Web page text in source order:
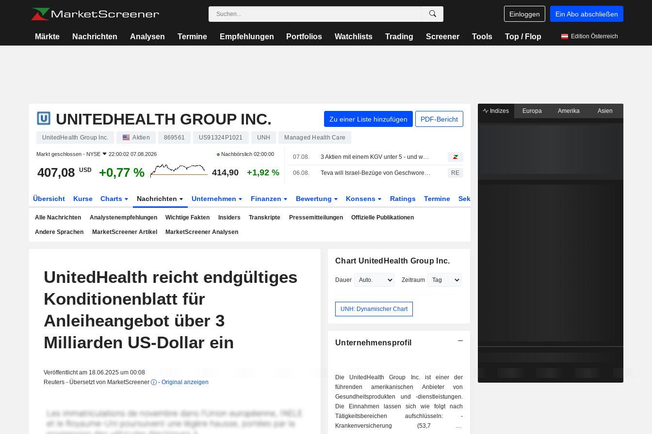
Einloggen Ein Abo abschließen
Märkte Nachrichten Analysen Termine Empfehlungen Portfolios Watchlists Trading Screener Tools Top / Flop Edition Österreich
UNITEDHEALTH GROUP INC. Zu einer Liste hinzufügen PDF-Bericht
UnitedHealth Group Inc. Aktien 869561 US91324P1021 UNH Managed Health Care
Markt geschlossen - NYSE 22:00:02 07.08.2026 Nachbörslich02:00:00
407,08 USD +0,77 % 414,90 +1,92 %
07.08. 3 Aktien mit einem KGV unter 5 - und was sagt das aus?
06.08. Teva will Israel-Bezüge von Geschworenen fernhalten und verweist auf den Gaza-Krieg RE
Übersicht Kurse Charts Nachrichten Unternehmen Finanzen Bewertung Konsens Ratings Termine Sektor
Alle Nachrichten Analystenempfehlungen Wichtige Fakten Insiders Transkripte Pressemitteilungen Offizielle Publikationen
Andere Sprachen MarketScreener Artikel MarketScreener Analysen
UnitedHealth reicht endgültiges
Konditionenblatt für
Anleiheangebot über 3
Milliarden US-Dollar ein
Veröffentlicht am 18.06.2025 um 00:08
Reuters - Übersetzt von MarketScreener
- Original anzeigen
Chart UnitedHealth Group Inc.
Dauer Zeitraum
UNH: Dynamischer Chart
Unternehmensprofil
Die UnitedHealth Group Inc. ist einer der
führenden amerikanischen Anbieter von
Gesundheitsprodukten und -dienstleistungen.
Die Einnahmen lassen sich wie folgt nach
Tätigkeitsbereichen aufschlüsseln: -
Krankenversicherung (53,7 %;
Indizes Europa Amerika Asien